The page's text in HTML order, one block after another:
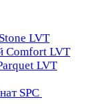
LVT
Comfort LVT
LVT
SPC